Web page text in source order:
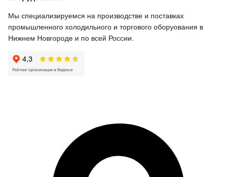
Мы специализируемся на производстве и поставках
промышленного холодильного и торгового оборуования в
Нижнем Новгороде и по всей России.